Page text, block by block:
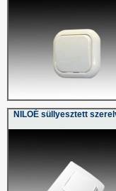
NILOÉ süllyesztett